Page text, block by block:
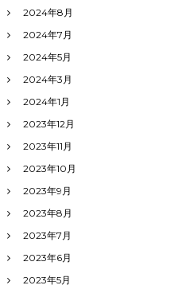
2024年8月
2024年7月
2024年5月
2024年3月
2024年1月
2023年12月
2023年11月
2023年10月
2023年9月
2023年8月
2023年7月
2023年6月
2023年5月